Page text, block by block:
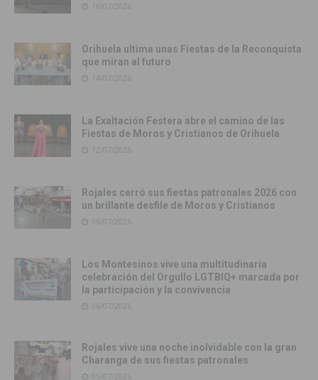
16/07/2026
Orihuela ultima unas Fiestas de la Reconquista
que miran al futuro
14/07/2026
La Exaltación Festera abre el camino de las
Fiestas de Moros y Cristianos de Orihuela
12/07/2026
Rojales cerró sus fiestas patronales 2026 con
un brillante desfile de Moros y Cristianos
06/07/2026
Los Montesinos vive una multitudinaria
celebración del Orgullo LGTBIQ+ marcada por
la participación y la convivencia
06/07/2026
Rojales vive una noche inolvidable con la gran
Charanga de sus fiestas patronales
05/07/2026